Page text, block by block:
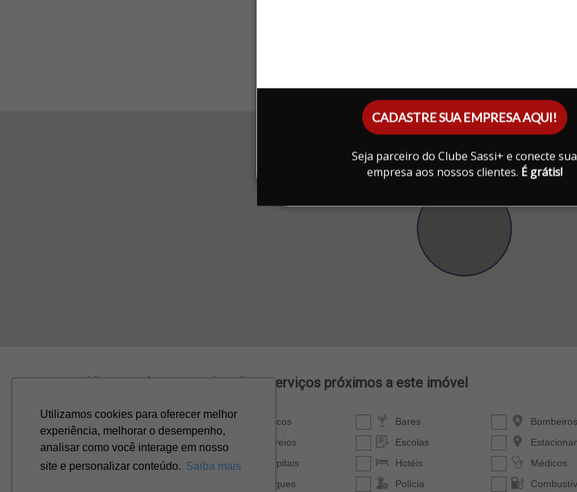
CADASTRE SUA EMPRESA AQUI!
Seja parceiro do Clube Sassi+ e conecte sua
empresa aos nossos clientes. É grátis!